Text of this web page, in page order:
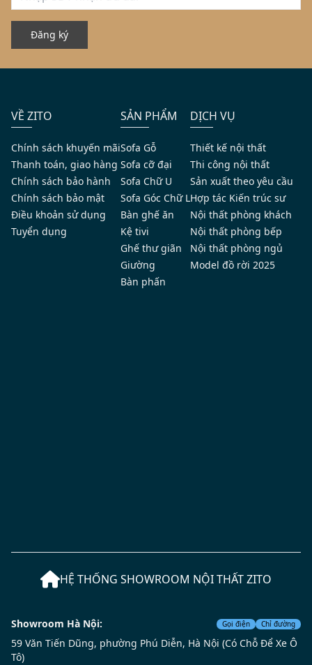
Đăng ký
VỀ ZITO
Chính sách khuyến mãi
Thanh toán, giao hàng
Chính sách bảo hành
Chính sách bảo mật
Điều khoản sử dụng
Tuyển dụng
SẢN PHẨM
Sofa Gỗ
Sofa cỡ đại
Sofa Chữ U
Sofa Góc Chữ L
Bàn ghế ăn
Kệ tivi
Ghế thư giãn
Giường
Bàn phấn
DỊCH VỤ
Thiết kế nội thất
Thi công nội thất
Sản xuất theo yêu cầu
Hợp tác Kiến trúc sư
Nội thất phòng khách
Nội thất phòng bếp
Nội thất phòng ngủ
Model đồ rời 2025
HỆ THỐNG SHOWROOM NỘI THẤT ZITO
Showroom Hà Nội: Gọi điện Chỉ đường
59 Văn Tiến Dũng, phường Phú Diễn, Hà Nội (Có Chỗ Để Xe Ô
Tô)